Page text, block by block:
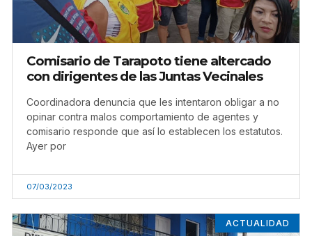
Comisario de Tarapoto tiene altercado
con dirigentes de las Juntas Vecinales
Coordinadora denuncia que les intentaron obligar a no
opinar contra malos comportamiento de agentes y
comisario responde que así lo establecen los estatutos.
Ayer por
07/03/2023
ACTUALIDAD